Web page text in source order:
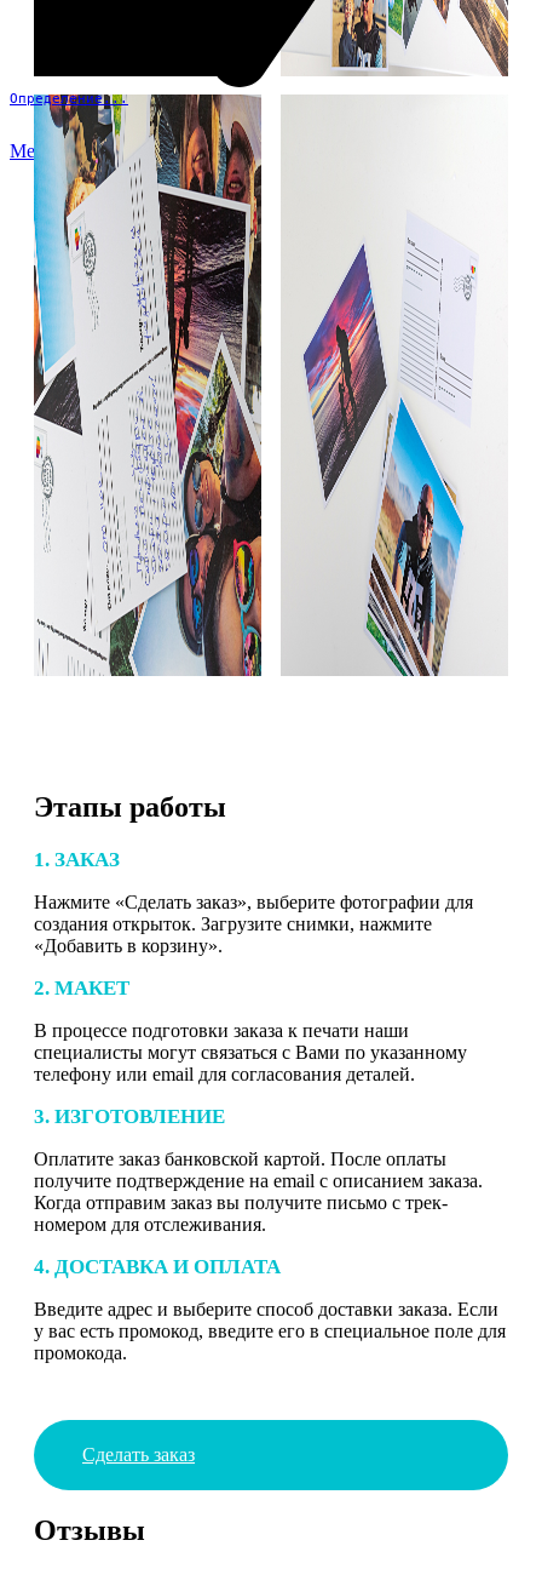
Определение...
Меню
Этапы работы
1. ЗАКАЗ
Нажмите «Сделать заказ», выберите фотографии для
создания открыток. Загрузите снимки, нажмите
«Добавить в корзину».
2. МАКЕТ
В процессе подготовки заказа к печати наши
специалисты могут связаться с Вами по указанному
телефону или email для согласования деталей.
3. ИЗГОТОВЛЕНИЕ
Оплатите заказ банковской картой. После оплаты
получите подтверждение на email с описанием заказа.
Когда отправим заказ вы получите письмо с трек-
номером для отслеживания.
4. ДОСТАВКА И ОПЛАТА
Введите адрес и выберите способ доставки заказа. Если
у вас есть промокод, введите его в специальное поле для
промокода.
Сделать заказ
Отзывы